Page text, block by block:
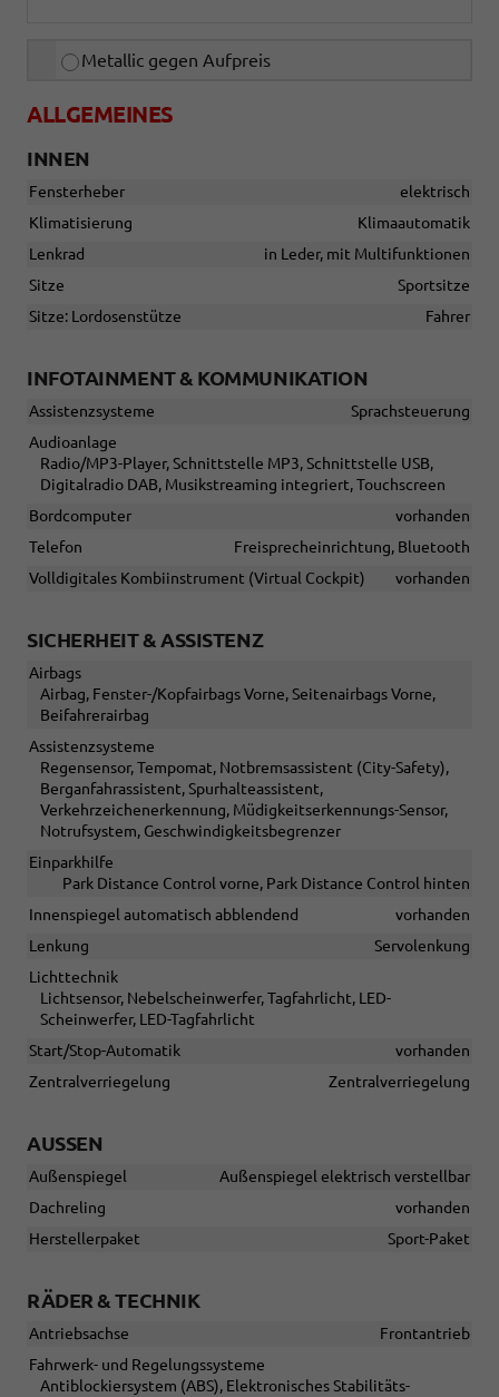
Metallic gegen Aufpreis
ALLGEMEINES
INNEN
Fensterheber
elektrisch
Klimatisierung
Klimaautomatik
Lenkrad
in Leder, mit Multifunktionen
Sitze
Sportsitze
Sitze: Lordosenstütze
Fahrer
INFOTAINMENT & KOMMUNIKATION
Assistenzsysteme
Sprachsteuerung
Audioanlage
Radio/MP3-Player, Schnittstelle MP3, Schnittstelle USB,
Digitalradio DAB, Musikstreaming integriert, Touchscreen
Bordcomputer
vorhanden
Telefon
Freisprecheinrichtung, Bluetooth
Volldigitales Kombiinstrument (Virtual Cockpit)
vorhanden
SICHERHEIT & ASSISTENZ
Airbags
Airbag, Fenster-/Kopfairbags Vorne, Seitenairbags Vorne,
Beifahrerairbag
Assistenzsysteme
Regensensor, Tempomat, Notbremsassistent (City-Safety),
Berganfahrassistent, Spurhalteassistent,
Verkehrzeichenerkennung, Müdigkeitserkennungs-Sensor,
Notrufsystem, Geschwindigkeitsbegrenzer
Einparkhilfe
Park Distance Control vorne, Park Distance Control hinten
Innenspiegel automatisch abblendend
vorhanden
Lenkung
Servolenkung
Lichttechnik
Lichtsensor, Nebelscheinwerfer, Tagfahrlicht, LED-
Scheinwerfer, LED-Tagfahrlicht
Start/Stop-Automatik
vorhanden
Zentralverriegelung
Zentralverriegelung
AUSSEN
Außenspiegel
Außenspiegel elektrisch verstellbar
Dachreling
vorhanden
Herstellerpaket
Sport-Paket
RÄDER & TECHNIK
Antriebsachse
Frontantrieb
Fahrwerk- und Regelungssysteme
Antiblockiersystem (ABS), Elektronisches Stabilitäts-